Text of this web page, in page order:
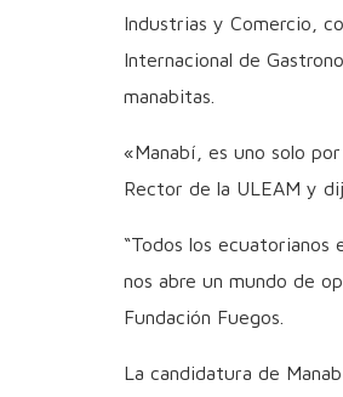
Industrias y Comercio,
Internacional de
manabitas.
«Manabí, es uno solo
Rector de la ULEAM y
“Todos los
nos abre un mundo de
Fundación Fuegos.
La candidatura de